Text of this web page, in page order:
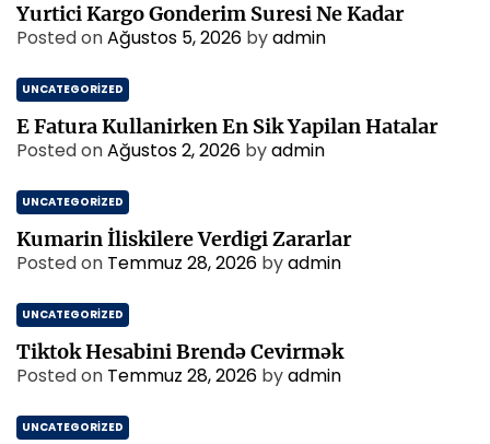
Yurtici Kargo Gonderim Suresi Ne Kadar
Posted onAğustos 5, 2026 byadmin
UNCATEGORIZED
E Fatura Kullanirken En Sik Yapilan Hatalar
Posted onAğustos 2, 2026 byadmin
UNCATEGORIZED
Kumarin İliskilere Verdigi Zararlar
Posted on Temmuz 28, 2026 byadmin
UNCATEGORIZED
Tiktok Hesabini Brendə Cevirmək
Posted on Temmuz 28, 2026 byadmin
UNCATEGORIZED